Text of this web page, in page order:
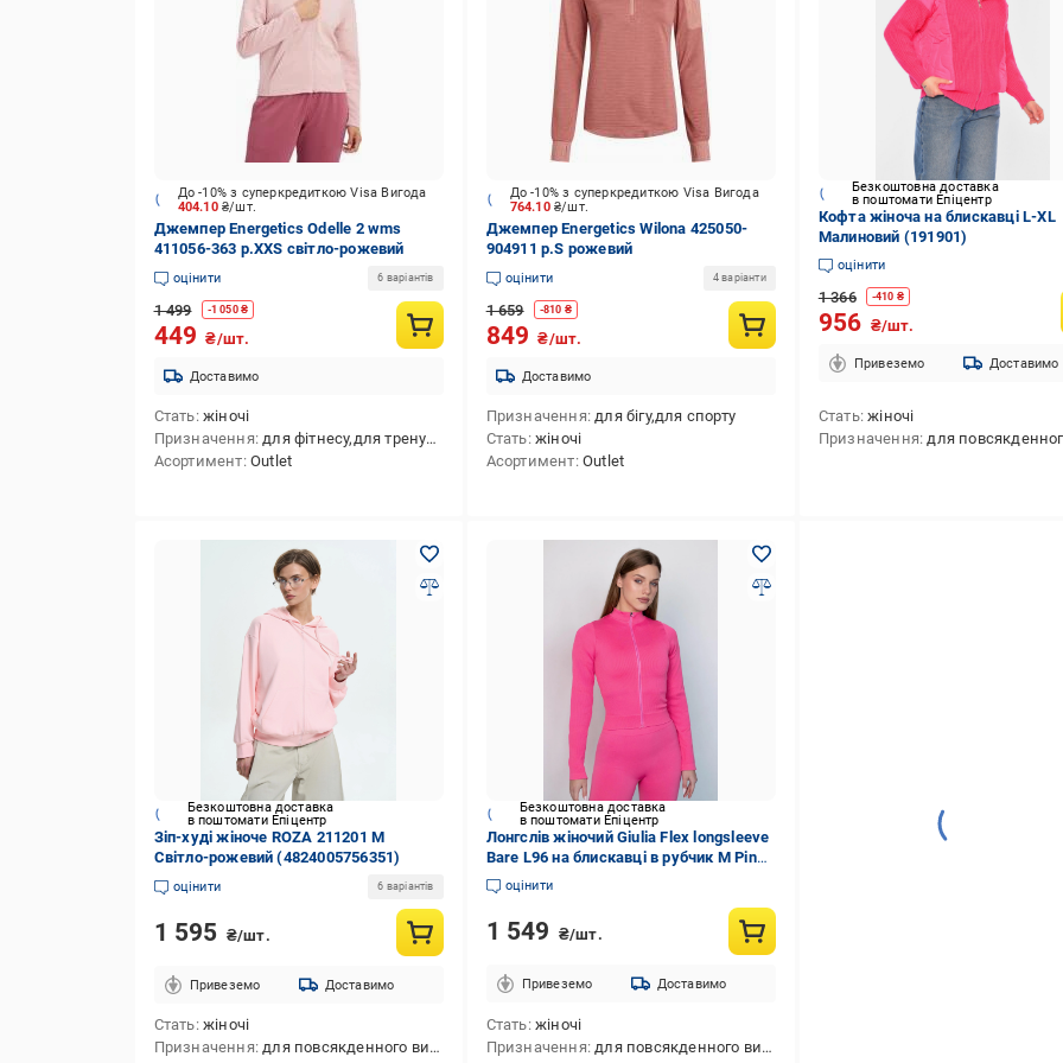
404.10 ₴/шт.
До -10% з суперкредиткою Visa Вигода
Джемпер Energetics Odelle 2 wms
411056-363 р.XXS світло-рожевий
оцінити 6 варіантів
1 499 -1 050₴
449 ₴/шт.
Доставимо
Стать жіночі
Призначення для фітнесу,для тренування
Асортимент Outlet
764.10₴/шт.
До -10% з суперкредиткою Visa Вигода
Джемпер Energetics Wilona 425050-
904911 р.S рожевий
оцінити 4 варіанти
1 659 -810 ₴
849 ₴/шт.
Доставимо
Призначення для бігу,для спорту
Стать жіночі
Асортимент Outlet
Безкоштовна доставка
в поштомати Епіцентр
Кофта жіноча на блискавці L-XL
Малиновий (191901)
оцінити
1 366 -410 ₴
956 ₴/шт.
Привеземо Доставимо
Стать жіночі
Призначення для повсякденного
Безкоштовна доставка
в поштомати Епіцентр
Зіп-худі жіноче ROZA 211201 M
Світло-рожевий (4824005756351)
оцінити 6 варіантів
1 595 ₴/шт.
Привеземо Доставимо
Стать жіночі
Призначення для повсякденного використання
Безкоштовна доставка
в поштомати Епіцентр
Лонгслів жіночий Giulia Flex longsleeve
Bare L96 на блискавці в рубчик M Pink-
raspberry
оцінити
1 549 ₴/шт.
Привеземо Доставимо
Стать жіночі
Призначення для повсякденного використання,для тренування,для спорту,для фітнесу